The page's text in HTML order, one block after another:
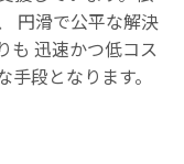
円滑で公平な解決
も 迅速かつ低コス
段となります。